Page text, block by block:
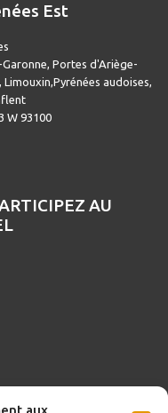
aux
Est
Portes d'Ariège-
audoises,
W 93100
AU